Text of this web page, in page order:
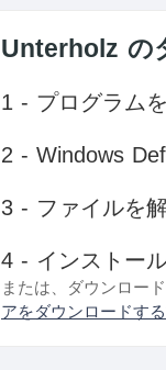
Unterholz の
1 - プログラム
2 - Windows
3 - ファイルを
4 - インストー
または、ダウンロー
アをダウンロードす